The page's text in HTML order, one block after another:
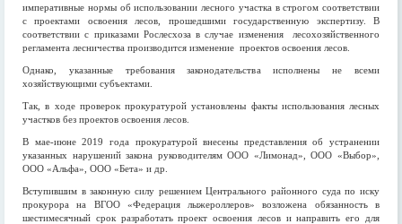
императивные нормы об использовании лесного участка в строгом соответствии
с проектами освоения лесов, прошедшими государственную экспертизу. В
соответствии с приказами Рослесхоза в случае изменения лесохозяйственного
регламента лесничества производится изменение проектов освоения лесов.
Однако, указанные требования законодательства исполнены не всеми
хозяйствующими субъектами.
Так, в ходе проверок прокуратурой установлены факты использования лесных
участков без проектов освоения лесов.
В мае-июне 2019 года прокуратурой внесены представления об устранении
указанных нарушений закона руководителям ООО «Лимонад», ООО «Выбор»,
ООО «Альфа», ООО «Бета» и др.
Вступившим в законную силу решением Центрального районного суда по иску
прокурора на ВГОО «Федерация лыжероллеров» возложена обязанность в
шестимесячный срок разработать проект освоения лесов и направить его для